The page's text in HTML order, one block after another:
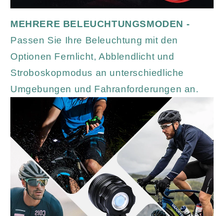
MEHRERE BELEUCHTUNGSMODEN -
Passen Sie Ihre Beleuchtung mit den
Optionen Fernlicht, Abblendlicht und
Stroboskopmodus an unterschiedliche
Umgebungen und Fahranforderungen an.